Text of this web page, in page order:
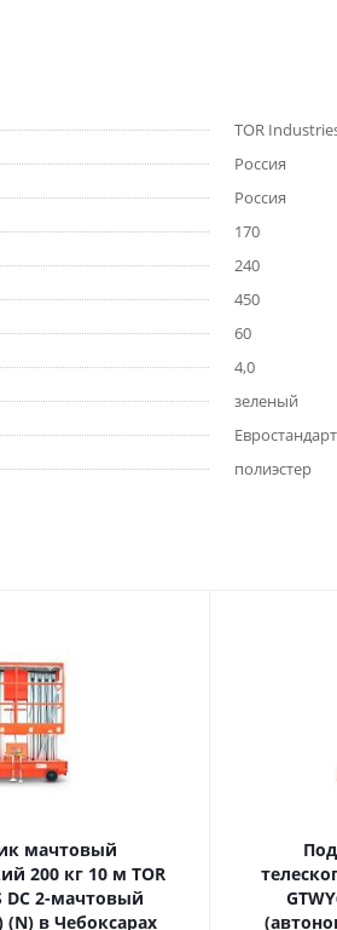
TOR
Россия
Россия
170
240
450
60
4,0
зеленый
Евростандарт
полиэстер
мачтовый
10 м TOR
DC 2-мачтовый
в Чебоксарах